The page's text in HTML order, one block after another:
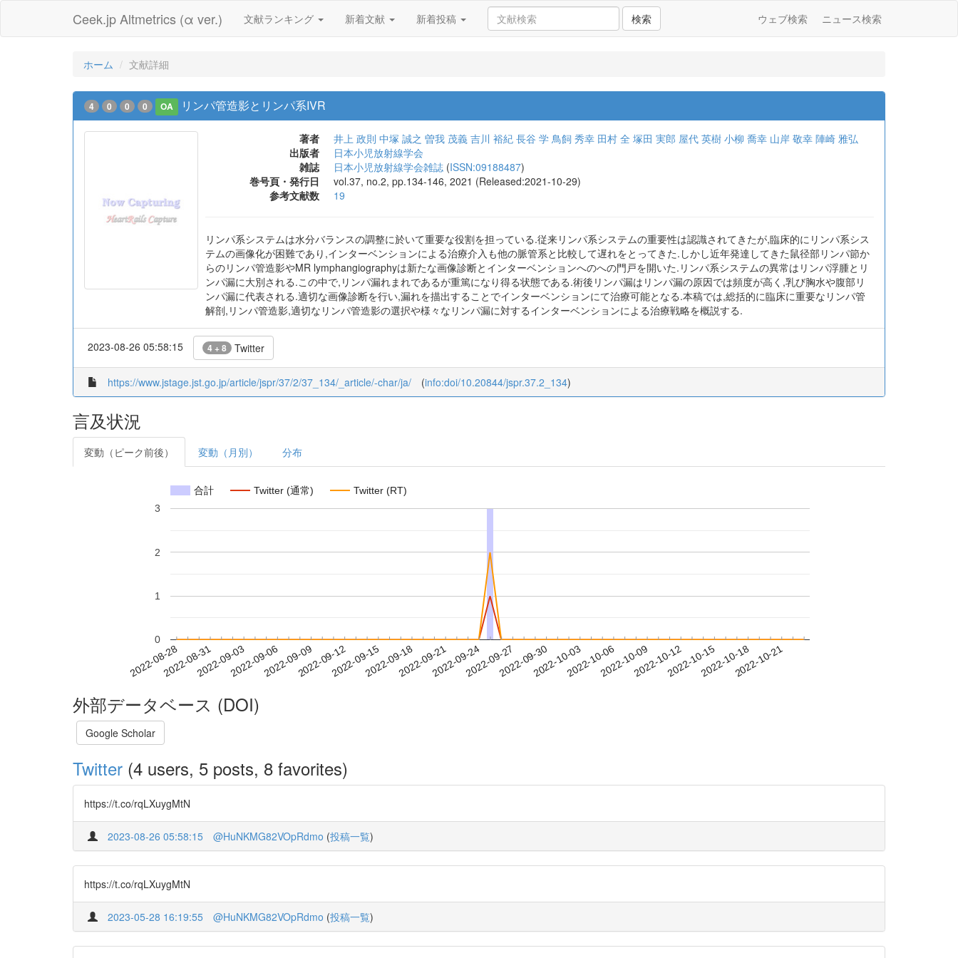
Ceek.jp Altmetrics (α ver.) 文献ランキング 新着文献 新着投稿 検索 ウェブ検索 ニュース検索
ホーム 文献詳細
4 0 0 0 OA リンパ管造影とリンパ系IVR
著者 井上 政則 中塚 誠之 曽我 茂義 吉川 裕紀 長谷 学 鳥飼 秀幸 田村 全 塚田 実郎 屋代 英樹 小柳 喬幸 山岸 敬幸 陣崎 雅弘
出版者
日本小児放射線学会
雑誌
日本小児放射線学会雑誌 (ISSN:09188487)
巻号頁・発行日
vol.37, no.2, pp.134-146, 2021 (Released:2021-10-29)
参考文献数
19
リンパ系システムは水分バランスの調整に於いて重要な役割を担っている.従来リンパ系システムの重要性は認識されてきたが,臨床的にリンパ系シス
テムの画像化が困難であり,インターベンションによる治療介入も他の脈管系と比較して遅れをとってきた.しかし近年発達してきた鼠径部リンパ節か
らのリンパ管造影やMR lymphangiographyは新たな画像診断とインターベンションへのへの門戸を開いた.リンパ系システムの異常はリンパ浮腫とリ
ンパ漏に大別される.この中で,リンパ漏れまれであるが重篤になり得る状態である.術後リンパ漏はリンパ漏の原因では頻度が高く,乳び胸水や腹部リ
ンパ漏に代表される.適切な画像診断を行い,漏れを描出することでインターベンションにて治療可能となる.本稿では,総括的に臨床に重要なリンパ管
解剖,リンパ管造影,適切なリンパ管造影の選択や様々なリンパ漏に対するインターベンションによる治療戦略を概説する.
2023-08-26 05:58:15 4 + 8 Twitter
https://www.jstage.jst.go.jp/article/jspr/37/2/37_134/_article/-char/ja/ (info:doi/10.20844/jspr.37.2_134)
言及状況
変動（ピーク前後） 変動（月別） 分布
合計 Twitter (通常) Twitter (RT)
2022-08-282022-08-312022-09-032022-09-062022-09-092022-09-122022-09-152022-09-182022-09-212022-09-242022-09-272022-09-302022-10-032022-10-062022-10-092022-10-122022-10-152022-10-182022-10-21
0
1
2
3
外部データベース (DOI)
Google Scholar
Twitter (4 users, 5 posts, 8 favorites)
https://t.co/rqLXuygMtN
2023-08-26 05:58:15 @HuNKMG82VOpRdmo (投稿一覧)
https://t.co/rqLXuygMtN
2023-05-28 16:19:55 @HuNKMG82VOpRdmo (投稿一覧)